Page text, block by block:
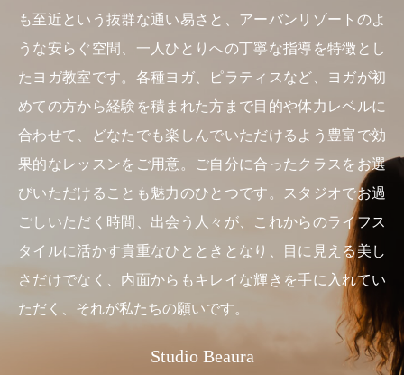
も至近という抜群な通い易さと、アーバンリゾートのよ
うな安らぐ空間、一人ひとりへの丁寧な指導を特徴とし
たヨガ教室です。各種ヨガ、ピラティスなど、ヨガが初
めての方から経験を積まれた方まで目的や体力レベルに
合わせて、どなたでも楽しんでいただけるよう豊富で効
果的なレッスンをご用意。ご自分に合ったクラスをお選
びいただけることも魅力のひとつです。スタジオでお過
ごしいただく時間、出会う人々が、これからのライフス
タイルに活かす貴重なひとときとなり、目に見える美し
さだけでなく、内面からもキレイな輝きを手に入れてい
ただく、それが私たちの願いです。
Studio Beaura